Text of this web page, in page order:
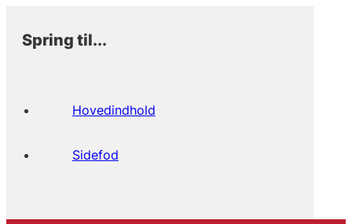
Spring til...
Hovedindhold
Sidefod